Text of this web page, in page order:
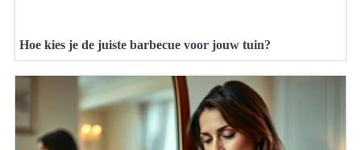
Hoe kies je de juiste barbecue voor jouw tuin?